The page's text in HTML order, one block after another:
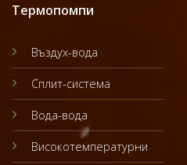
Термопомпи
Въздух-вода
Сплит-система
Вода-вода
Високотемпературни